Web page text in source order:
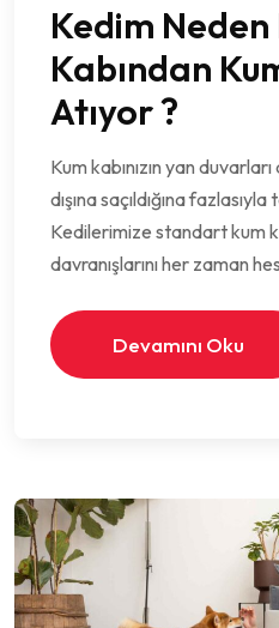
Kedim Neden
Kabından
Atıyor ?
Kum kabınızın yan
dışına saçıldığına
Kedilerimize standart kum
davranışlarını her zaman
Devamını Oku